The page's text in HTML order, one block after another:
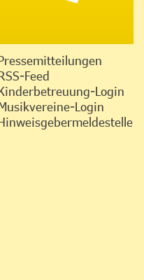
Feed
Login
Login